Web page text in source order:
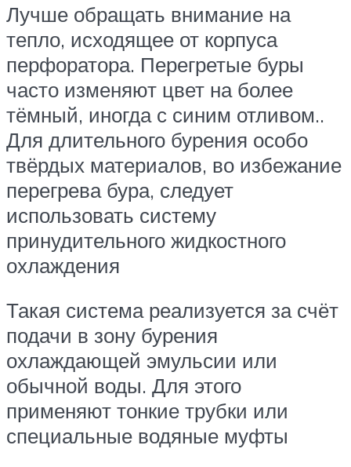
Лучше обращать внимание на
тепло, исходящее от корпуса
перфоратора. Перегретые буры
часто изменяют цвет на более
тёмный, иногда с синим отливом..
Для длительного бурения особо
твёрдых материалов, во избежание
перегрева бура, следует
использовать систему
принудительного жидкостного
охлаждения
Такая система реализуется за счёт
подачи в зону бурения
охлаждающей эмульсии или
обычной воды. Для этого
применяют тонкие трубки или
специальные водяные муфты